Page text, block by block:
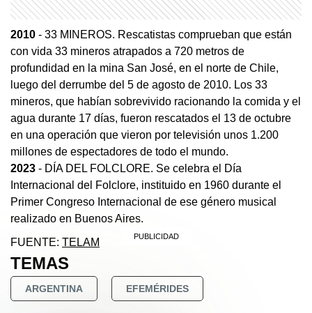
2010 - 33 MINEROS. Rescatistas comprueban que están
con vida 33 mineros atrapados a 720 metros de
profundidad en la mina San José, en el norte de Chile,
luego del derrumbe del 5 de agosto de 2010. Los 33
mineros, que habían sobrevivido racionando la comida y el
agua durante 17 días, fueron rescatados el 13 de octubre
en una operación que vieron por televisión unos 1.200
millones de espectadores de todo el mundo.
2023 - DÍA DEL FOLCLORE. Se celebra el Día
Internacional del Folclore, instituido en 1960 durante el
Primer Congreso Internacional de ese género musical
realizado en Buenos Aires.
FUENTE: TELAM
TEMAS
ARGENTINA EFEMÉRIDES